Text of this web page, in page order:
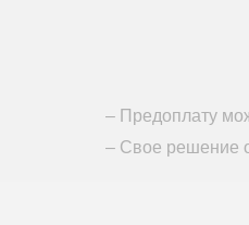
– Предоплату
– Свое решение